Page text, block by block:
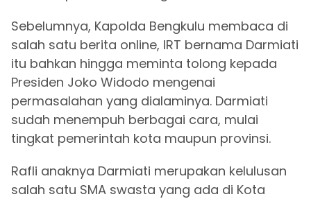
Sebelumnya, Kapolda Bengkulu membaca di
salah satu berita online, IRT bernama Darmiati
itu bahkan hingga meminta tolong kepada
Presiden Joko Widodo mengenai
permasalahan yang dialaminya. Darmiati
sudah menempuh berbagai cara, mulai
tingkat pemerintah kota maupun provinsi.
Rafli anaknya Darmiati merupakan kelulusan
salah satu SMA swasta yang ada di Kota